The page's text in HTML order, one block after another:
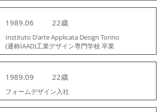
1989.06 22歳
Instituto D'arte Applicata Design Torino
(通称IAAD)工業デザイン専門学校 卒業
1989.09 22歳
フォームデザイン入社